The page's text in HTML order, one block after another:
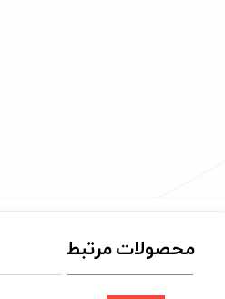
محصولات مرتبط